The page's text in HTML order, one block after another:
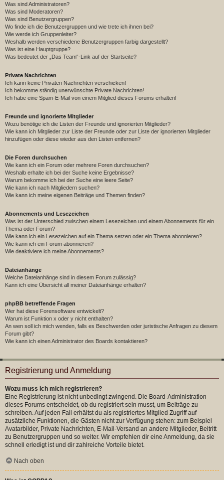
Was sind Administratoren?
Was sind Moderatoren?
Was sind Benutzergruppen?
Wo finde ich die Benutzergruppen und wie trete ich ihnen bei?
Wie werde ich Gruppenleiter?
Weshalb werden verschiedene Benutzergruppen farbig dargestellt?
Was ist eine Hauptgruppe?
Was bedeutet der „Das Team“-Link auf der Startseite?
Private Nachrichten
Ich kann keine Privaten Nachrichten verschicken!
Ich bekomme ständig unerwünschte Private Nachrichten!
Ich habe eine Spam-E-Mail von einem Mitglied dieses Forums erhalten!
Freunde und ignorierte Mitglieder
Wozu benötige ich die Listen der Freunde und ignorierten Mitglieder?
Wie kann ich Mitglieder zur Liste der Freunde oder zur Liste der ignorierten Mitglieder
hinzufügen oder diese wieder aus den Listen entfernen?
Die Foren durchsuchen
Wie kann ich ein Forum oder mehrere Foren durchsuchen?
Weshalb erhalte ich bei der Suche keine Ergebnisse?
Warum bekomme ich bei der Suche eine leere Seite?
Wie kann ich nach Mitgliedern suchen?
Wie kann ich meine eigenen Beiträge und Themen finden?
Abonnements und Lesezeichen
Was ist der Unterschied zwischen einem Lesezeichen und einem Abonnements für ein
Thema oder Forum?
Wie kann ich ein Lesezeichen auf ein Thema setzen oder ein Thema abonnieren?
Wie kann ich ein Forum abonnieren?
Wie deaktiviere ich meine Abonnements?
Dateianhänge
Welche Dateianhänge sind in diesem Forum zulässig?
Kann ich eine Übersicht all meiner Dateianhänge erhalten?
phpBB betreffende Fragen
Wer hat diese Forensoftware entwickelt?
Warum ist Funktion x oder y nicht enthalten?
An wen soll ich mich wenden, falls es Beschwerden oder juristische Anfragen zu diesem
Forum gibt?
Wie kann ich einen Administrator des Boards kontaktieren?
Registrierung und Anmeldung
Wozu muss ich mich registrieren?
Eine Registrierung ist nicht unbedingt zwingend. Die Board-Administration
dieses Forums entscheidet, ob du registriert sein musst, um Beiträge zu
schreiben. Auf jeden Fall erhältst du als registriertes Mitglied Zugriff auf
zusätzliche Funktionen, die Gästen nicht zur Verfügung stehen: zum Beispiel
Avatarbilder, Private Nachrichten, E-Mail-Versand an andere Mitglieder, Beitritt
zu Benutzergruppen und so weiter. Wir empfehlen dir eine Anmeldung, da sie
schnell erledigt ist und dir zahlreiche Vorteile bietet.
Nach oben